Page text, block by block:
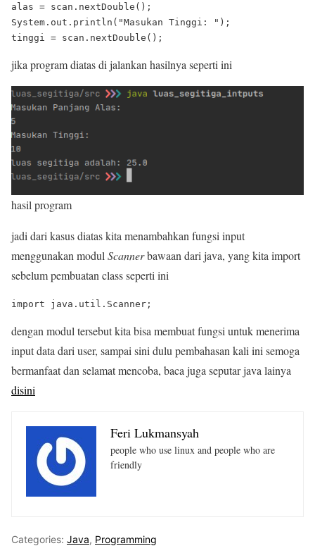
alas = scan.nextDouble();
System.out.println("Masukan Tinggi: ");
jika program diatas di jalankan hasilnya seperti ini
hasil program
jadi dari kasus diatas kita menambahkan fungsi input
menggunakan modulScannerbawaan dari java, yang kita import
sebelum pembuatan class seperti ini
dengan modul tersebut kita bisa membuat fungsi untuk menerima
input data dari user, sampai sini dulu pembahasan kali ini semoga
bermanfaat dan selamat mencoba, baca juga seputar java lainya
disini
Feri Lukmansyah
people who use linux and people who are
friendly
Categories: Java, Programming